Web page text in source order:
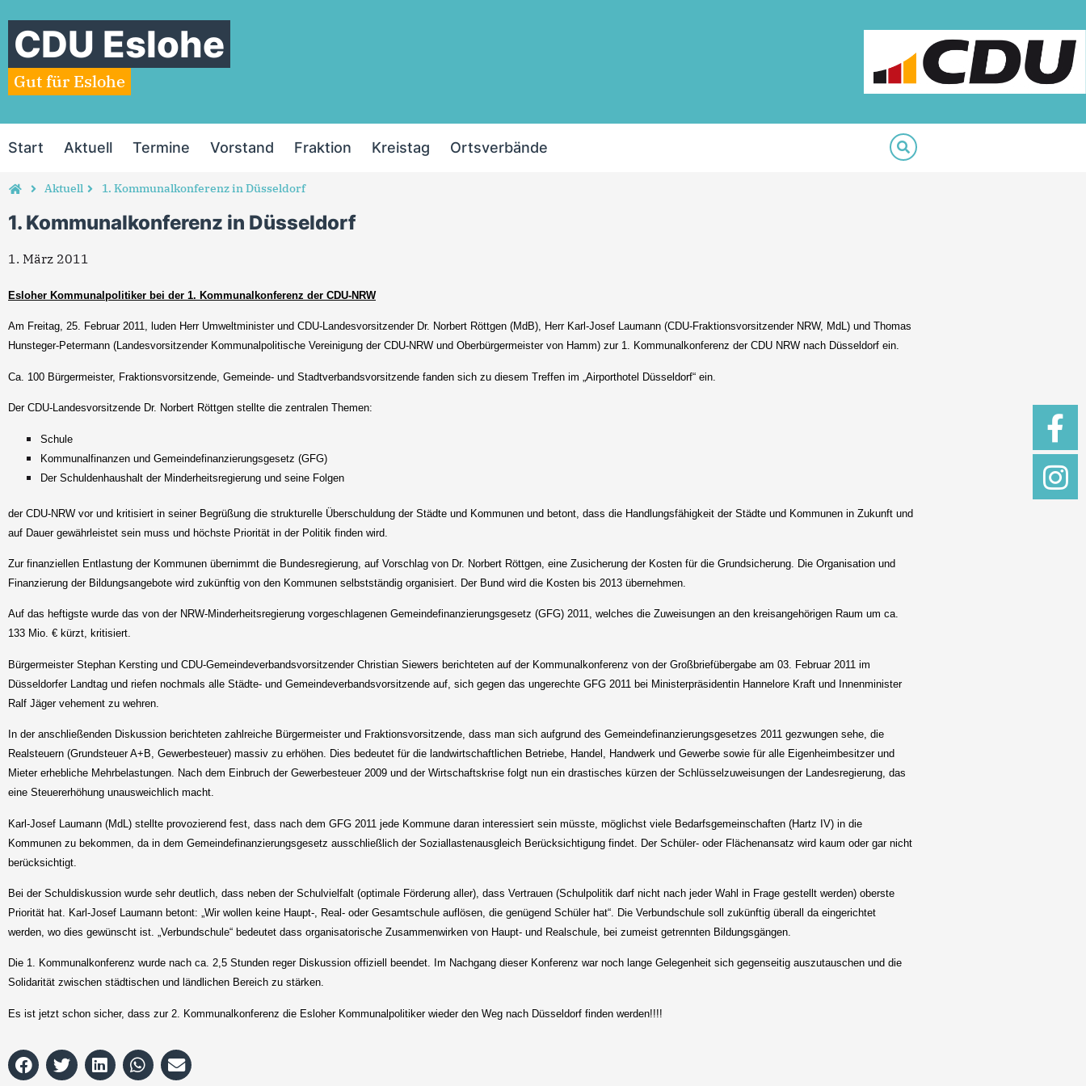
CDU Eslohe
Gut für Eslohe
Start Aktuell Termine Vorstand Fraktion Kreistag Ortsverbände
Aktuell 1. Kommunalkonferenz in Düsseldorf
1. Kommunalkonferenz in Düsseldorf
1. März 2011
Esloher Kommunalpolitiker bei der 1. Kommunalkonferenz der CDU-NRW
Am Freitag, 25. Februar 2011, luden Herr Umweltminister und CDU-Landesvorsitzender Dr. Norbert Röttgen (MdB), Herr Karl-Josef Laumann (CDU-Fraktionsvorsitzender NRW, MdL) und Thomas
Hunsteger-Petermann (Landesvorsitzender Kommunalpolitische Vereinigung der CDU-NRW und Oberbürgermeister von Hamm) zur 1. Kommunalkonferenz der CDU NRW nach Düsseldorf ein.
Ca. 100 Bürgermeister, Fraktionsvorsitzende, Gemeinde- und Stadtverbandsvorsitzende fanden sich zu diesem Treffen im „Airporthotel Düsseldorf“ ein.
Der CDU-Landesvorsitzende Dr. Norbert Röttgen stellte die zentralen Themen:
Schule
Kommunalfinanzen und Gemeindefinanzierungsgesetz (GFG)
Der Schuldenhaushalt der Minderheitsregierung und seine Folgen
der CDU-NRW vor und kritisiert in seiner Begrüßung die strukturelle Überschuldung der Städte und Kommunen und betont, dass die Handlungsfähigkeit der Städte und Kommunen in Zukunft und
auf Dauer gewährleistet sein muss und höchste Priorität in der Politik finden wird.
Zur finanziellen Entlastung der Kommunen übernimmt die Bundesregierung, auf Vorschlag von Dr. Norbert Röttgen, eine Zusicherung der Kosten für die Grundsicherung. Die Organisation und
Finanzierung der Bildungsangebote wird zukünftig von den Kommunen selbstständig organisiert. Der Bund wird die Kosten bis 2013 übernehmen.
Auf das heftigste wurde das von der NRW-Minderheitsregierung vorgeschlagenen Gemeindefinanzierungsgesetz (GFG) 2011, welches die Zuweisungen an den kreisangehörigen Raum um ca.
133 Mio. € kürzt, kritisiert.
Bürgermeister Stephan Kersting und CDU-Gemeindeverbandsvorsitzender Christian Siewers berichteten auf der Kommunalkonferenz von der Großbriefübergabe am 03. Februar 2011 im
Düsseldorfer Landtag und riefen nochmals alle Städte- und Gemeindeverbandsvorsitzende auf, sich gegen das ungerechte GFG 2011 bei Ministerpräsidentin Hannelore Kraft und Innenminister
Ralf Jäger vehement zu wehren.
In der anschließenden Diskussion berichteten zahlreiche Bürgermeister und Fraktionsvorsitzende, dass man sich aufgrund des Gemeindefinanzierungsgesetzes 2011 gezwungen sehe, die
Realsteuern (Grundsteuer A+B, Gewerbesteuer) massiv zu erhöhen. Dies bedeutet für die landwirtschaftlichen Betriebe, Handel, Handwerk und Gewerbe sowie für alle Eigenheimbesitzer und
Mieter erhebliche Mehrbelastungen. Nach dem Einbruch der Gewerbesteuer 2009 und der Wirtschaftskrise folgt nun ein drastisches kürzen der Schlüsselzuweisungen der Landesregierung, das
eine Steuererhöhung unausweichlich macht.
Karl-Josef Laumann (MdL) stellte provozierend fest, dass nach dem GFG 2011 jede Kommune daran interessiert sein müsste, möglichst viele Bedarfsgemeinschaften (Hartz IV) in die
Kommunen zu bekommen, da in dem Gemeindefinanzierungsgesetz ausschließlich der Soziallastenausgleich Berücksichtigung findet. Der Schüler- oder Flächenansatz wird kaum oder gar nicht
berücksichtigt.
Bei der Schuldiskussion wurde sehr deutlich, dass neben der Schulvielfalt (optimale Förderung aller), dass Vertrauen (Schulpolitik darf nicht nach jeder Wahl in Frage gestellt werden) oberste
Priorität hat. Karl-Josef Laumann betont: „Wir wollen keine Haupt-, Real- oder Gesamtschule auflösen, die genügend Schüler hat“. Die Verbundschule soll zukünftig überall da eingerichtet
werden, wo dies gewünscht ist. „Verbundschule“ bedeutet dass organisatorische Zusammenwirken von Haupt- und Realschule, bei zumeist getrennten Bildungsgängen.
Die 1. Kommunalkonferenz wurde nach ca. 2,5 Stunden reger Diskussion offiziell beendet. Im Nachgang dieser Konferenz war noch lange Gelegenheit sich gegenseitig auszutauschen und die
Solidarität zwischen städtischen und ländlichen Bereich zu stärken.
Es ist jetzt schon sicher, dass zur 2. Kommunalkonferenz die Esloher Kommunalpolitiker wieder den Weg nach Düsseldorf finden werden!!!!